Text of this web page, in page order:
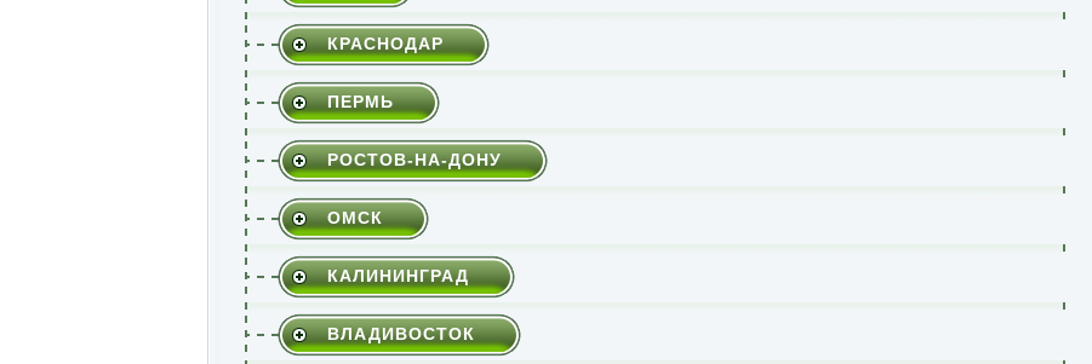
КРАСНОДАР
ПЕРМЬ
РОСТОВ-НА-ДОНУ
ОМСК
КАЛИНИНГРАД
ВЛАДИВОСТОК